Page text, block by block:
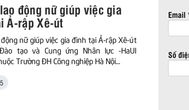
động nữ giúp việc gia
Ả-rập Xê-út
nữ giúp việc gia đình tại Ả-rập Xê-út
tạo và Cung ứng Nhân lực -HaUI
Trường ĐH Công nghiệp Hà Nội...
Email
Số